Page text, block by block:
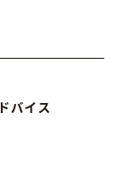
バイス